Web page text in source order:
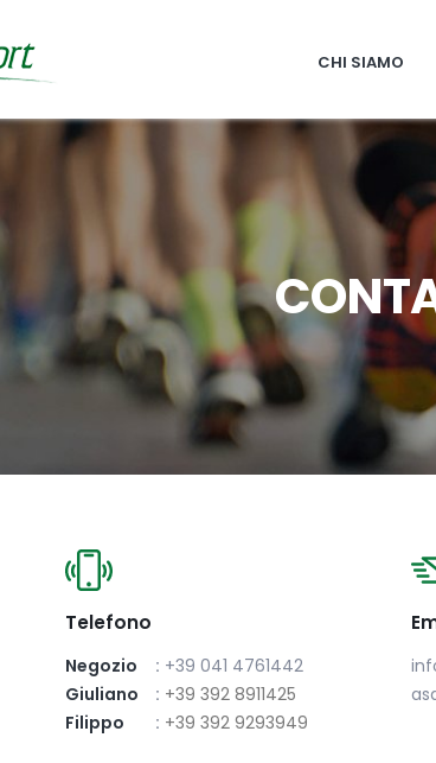
CHI SIAMO
Telefono
Negozio : +39 041 4761442
Giuliano
: +39 392 8911425
Filippo
: +39 392 9293949